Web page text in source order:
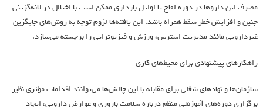
مصرف این داروها در دوره لقاح یا اوایل بارداری ممکن است با اختلال در لانه‌گزینی
جنین و افزایش خطر سقط همراه باشد. این یافته‌ها لزوم توجه به روش‌های جایگزین
غیردارویی مانند مدیریت استرس، ورزش و فیزیوتراپی را برجسته می‌سازد.
راهکارهای پیشنهادی برای محیط‌های کاری
سازمان‌ها و نهادهای شغلی برای مقابله با این چالش‌ها می‌توانند اقدامات مؤثری نظیر
برگزاری دوره‌های آموزشی منظم درباره سلامت باروری و عوارض دارویی، ایجاد